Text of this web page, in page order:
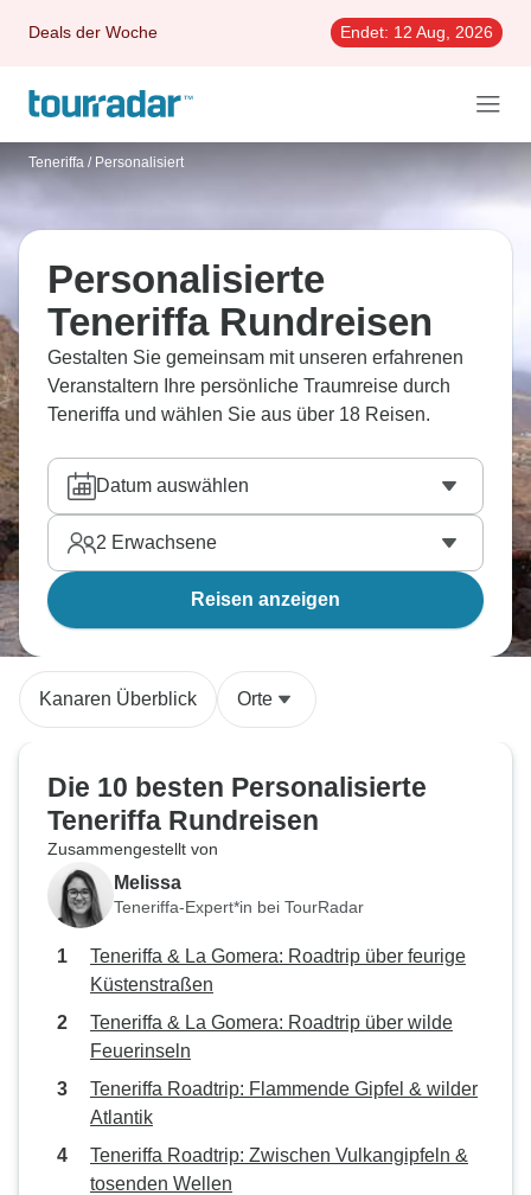
Deals der Woche Endet: 12 Aug, 2026
Teneriffa / Personalisiert
Personalisierte
Teneriffa Rundreisen
Gestalten Sie gemeinsam mit unseren erfahrenen
Veranstaltern Ihre persönliche Traumreise durch
Teneriffa und wählen Sie aus über 18 Reisen.
Datum auswählen
2 Erwachsene
Reisen anzeigen
Kanaren Überblick Orte
Die 10 besten Personalisierte
Teneriffa Rundreisen
Zusammengestellt von
Melissa
Teneriffa-Expert*in bei TourRadar
Teneriffa & La Gomera: Roadtrip über feurige
Küstenstraßen
Teneriffa & La Gomera: Roadtrip über wilde
Feuerinseln
Teneriffa Roadtrip: Flammende Gipfel & wilder
Atlantik
Teneriffa Roadtrip: Zwischen Vulkangipfeln &
tosenden Wellen